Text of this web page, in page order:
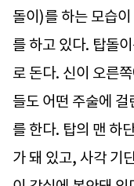
돌이)를 하는 모습
를 하고 있다. 탑돌
로 돈다. 신이 오른
들도 어떤 주술에 걸
를 한다. 탑의 맨 하
가 돼 있고, 사각 기